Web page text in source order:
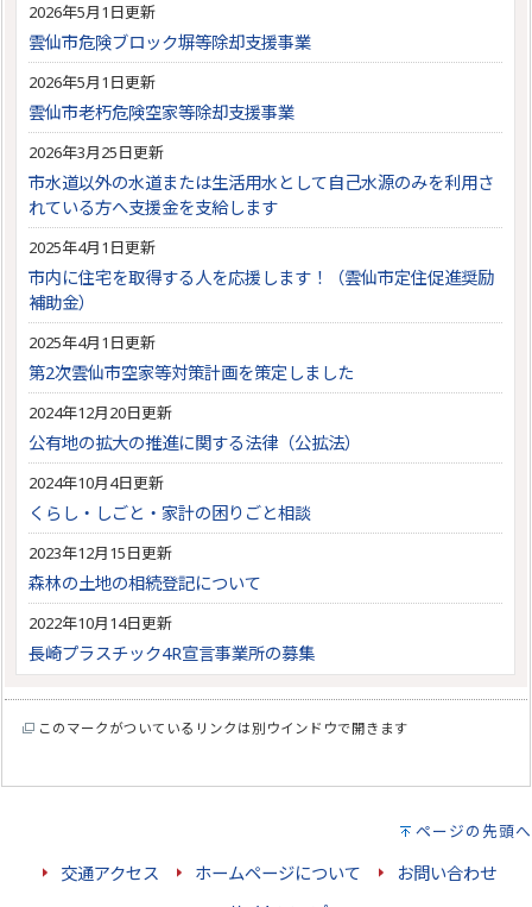
2026年5月1日更新
雲仙市危険ブロック塀等除却支援事業
2026年5月1日更新
雲仙市老朽危険空家等除却支援事業
2026年3月25日更新
市水道以外の水道または生活用水として自己水源のみを利用さ
れている方へ支援金を支給します
2025年4月1日更新
市内に住宅を取得する人を応援します！（雲仙市定住促進奨励
補助金）
2025年4月1日更新
第2次雲仙市空家等対策計画を策定しました
2024年12月20日更新
公有地の拡大の推進に関する法律（公拡法）
2024年10月4日更新
くらし・しごと・家計の困りごと相談
2023年12月15日更新
森林の土地の相続登記について
2022年10月14日更新
長崎プラスチック4R宣言事業所の募集
このマークがついているリンクは別ウインドウで開きます
ページの先頭へ
交通アクセス ホームページについて
お問い合わせ